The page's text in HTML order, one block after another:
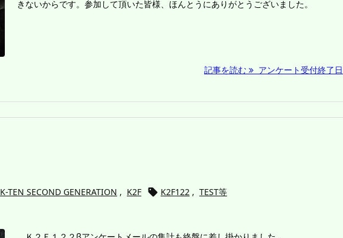
きないからです。参加して頂いた皆様、ほんとうにありがとうございました。
記事を読む アンケート受付終了日
K-TEN SECOND GENERATION , K2F  K2F122 , TEST等